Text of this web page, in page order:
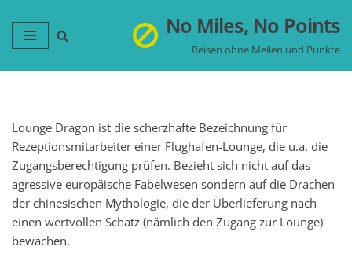
Zum
No Miles, No Points
Reisen ohne Meilen und Punkte
Lounge Dragon ist die scherzhafte Bezeichnung für
Rezeptionsmitarbeiter einer Flughafen-Lounge, die u.a. die
Zugangsberechtigung prüfen. Bezieht sich nicht auf das
agressive europäische Fabelwesen sondern auf die Drachen
der chinesischen Mythologie, die der Überlieferung nach
einen wertvollen Schatz (nämlich den Zugang zur Lounge)
bewachen.